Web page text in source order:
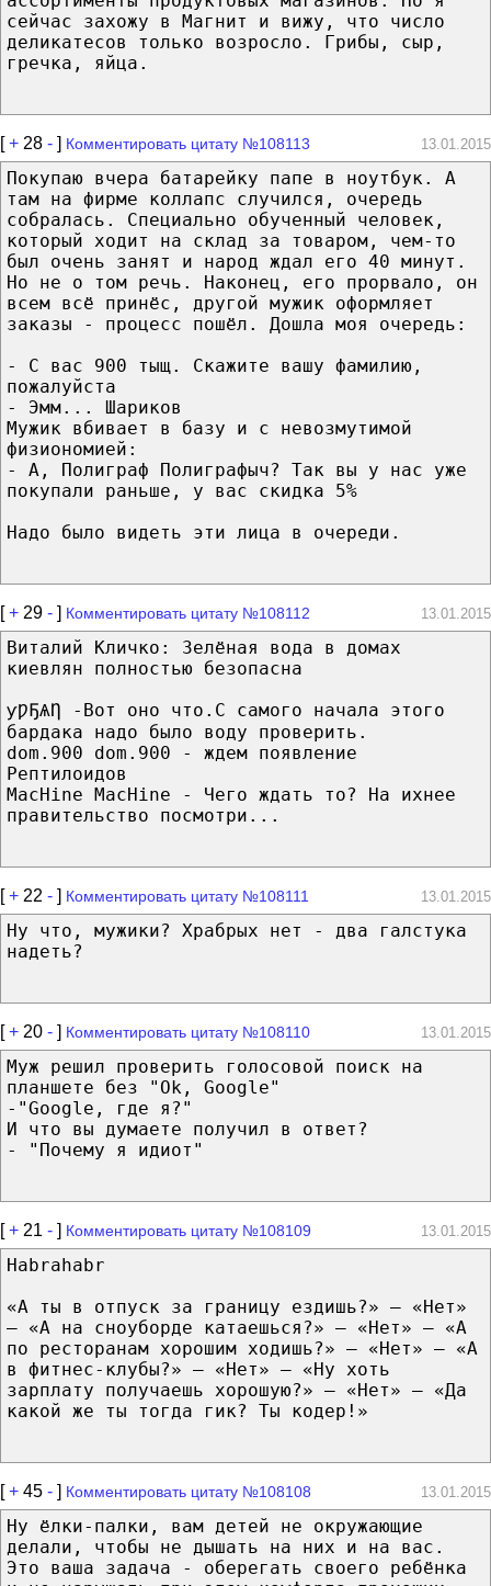
сейчас захожу в Магнит и вижу, что число
деликатесов только возросло. Грибы, сыр,
гречка, яйца.
[+ 28 - ] Комментировать цитату №108113 13.01.2015
Покупаю вчера батарейку папе в ноутбук. А
там на фирме коллапс случился, очередь
собралась. Специально обученный человек,
который ходит на склад за товаром, чем-то
был очень занят и народ ждал его 40 минут.
Но не о том речь. Наконец, его прорвало, он
всем всё принёс, другой мужик оформляет
заказы - процесс пошёл. Дошла моя очередь:
- С вас 900 тыщ. Скажите вашу фамилию,
пожалуйста
- Эмм... Шариков
Мужик вбивает в базу и с невозмутимой
физиономией:
- А, Полиграф Полиграфыч? Так вы у нас уже
покупали раньше, у вас скидка 5%
Надо было видеть эти лица в очереди.
[+ 29 - ] Комментировать цитату №108112 13.01.2015
Виталий Кличко: Зелёная вода в домах
киевлян полностью безопасна
ƴǷҔѦȠ -Вот оно что.С самого начала этого
бардака надо было воду проверить.
dom.900 dom.900 - ждем появление
Рептилоидов
MacHine MacHine - Чего ждать то? На ихнее
правительство посмотри...
[+ 22 - ] Комментировать цитату №108111 13.01.2015
Ну что, мужики? Храбрых нет - два галстука
надеть?
[+ 20 - ] Комментировать цитату №108110 13.01.2015
Муж решил проверить голосовой поиск на
планшете без "Ok, Google"
-"Googlе, где я?"
И что вы думаете получил в ответ?
- "Почему я идиот"
[+ 21 - ] Комментировать цитату №108109 13.01.2015
Habrahabr
«А ты в отпуск за границу ездишь?» — «Нет»
— «А на сноуборде катаешься?» — «Нет» — «А
по ресторанам хорошим ходишь?» — «Нет» — «А
в фитнес-клубы?» — «Нет» — «Ну хоть
зарплату получаешь хорошую?» — «Нет» — «Да
какой же ты тогда гик? Ты кодер!»
[+ 45 - ] Комментировать цитату №108108 13.01.2015
Ну ёлки-палки, вам детей не окружающие
делали, чтобы не дышать на них и на вас.
Это ваша задача - оберегать своего ребёнка